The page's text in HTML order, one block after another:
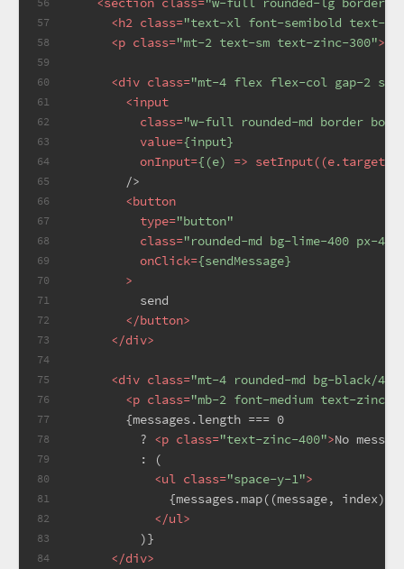
57
58
59
60
61
62
63
64
65
66
67
68
69
70
71
72
73
74
75
76
77
78
79
80
81
82
83
84
<h2 class="text-xl font-semibold text-
<p class="mt-2 text-sm text-zinc-300">
<div class="mt-4 flex flex-col gap-2
<input
class="w-full rounded-md border
value={input}
onInput={(e) => setInput((e.target as
        />
<button
type="button"
class="rounded-md bg-lime-400 px-
onClick={sendMessage}
        >
          send
</button>
</div>
<div class="mt-4 rounded-md bg-black/
<p class="mb-2 font-medium text-zinc-
        {messages.length === 0
          ?
<p class="text-zinc-400">No
          : (
<ul class="space-y-1">
{messages.map((message, index)
</ul>
          )}
</div>